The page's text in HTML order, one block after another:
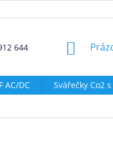
OSOBNÍCH ÚDAJŮ
644
AC/DC Svářečky Co2